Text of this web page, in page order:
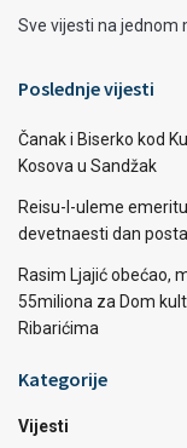
Sve vijesti na jednom
Poslednje vijesti
Čanak i Biserko kod
Kosova u Sandžak
Reisu-l-uleme
devetnaesti dan posta
Rasim Ljajić obećao,
55miliona za Dom
Ribarićima
Kategorije
Vijesti